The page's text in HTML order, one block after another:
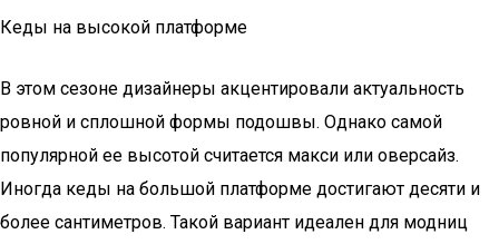
Кеды на высокой платформе
В этом сезоне дизайнеры акцентировали актуальность
ровной и сплошной формы подошвы. Однако самой
популярной ее высотой считается макси или оверсайз.
Иногда кеды на большой платформе достигают десяти и
более сантиметров. Такой вариант идеален для модниц